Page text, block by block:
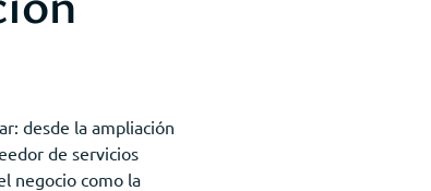
desde la ampliación
de servicios
negocio como la